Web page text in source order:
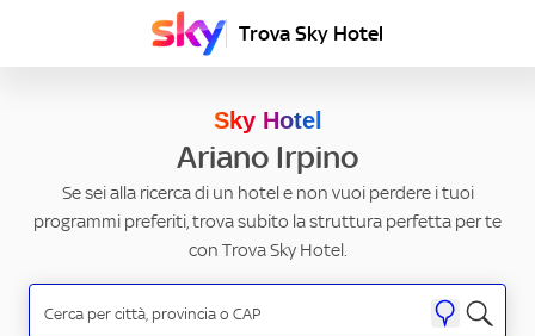
Trova Sky Hotel
Sky Hotel
Ariano Irpino
Se sei alla ricerca di un hotel e non vuoi perdere i tuoi
programmi preferiti, trova subito la struttura perfetta per te
con Trova Sky Hotel.